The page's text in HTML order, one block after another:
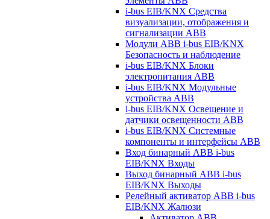
i-bus EIB/KNX Средства
визуализации, отображения и
сигнализации ABB
Модули ABB i-bus EIB/KNX
Безопасность и наблюдение
i-bus EIB/KNX Блоки
электропитания ABB
i-bus EIB/KNX Модульные
устройства ABB
i-bus EIB/KNX Освещение и
датчики освещенности ABB
i-bus EIB/KNX Системные
компоненты и интерфейсы ABB
Вход бинарный ABB i-bus
EIB/KNX Входы
Выход бинарный ABB i-bus
EIB/KNX Выходы
Релейный активатор ABB i-bus
EIB/KNX Жалюзи